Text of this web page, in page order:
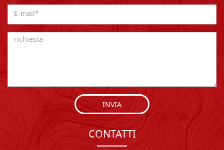
INVIA
CONTATTI